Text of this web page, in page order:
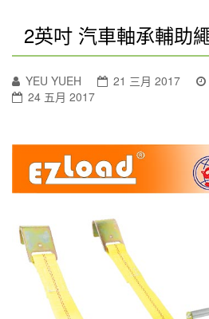
2英吋 汽車軸承輔助
YEU YUEH 21 三月 2017
24 五月 2017